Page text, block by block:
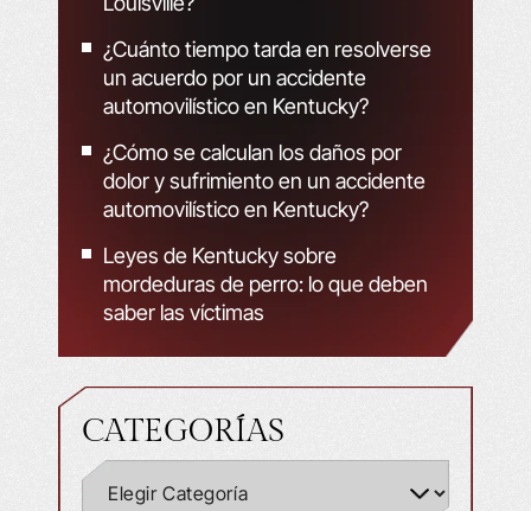
¿Cuánto tiempo tarda en resolverse
un acuerdo por un accidente
automovilístico en Kentucky?
¿Cómo se calculan los daños por
dolor y sufrimiento en un accidente
automovilístico en Kentucky?
Leyes de Kentucky sobre
mordeduras de perro: lo que deben
saber las víctimas
CATEGORÍAS